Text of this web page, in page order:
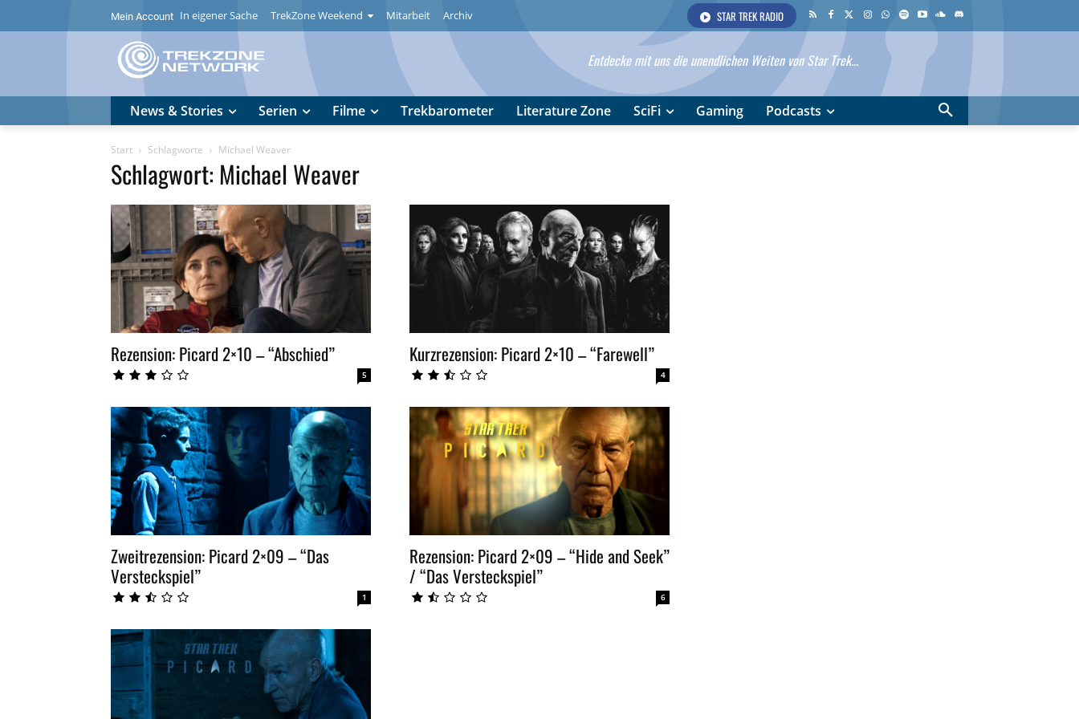
Mein Account In eigener Sache TrekZone Weekend Mitarbeit Archiv STAR TREK RADIO
Entdecke mit uns die unendlichen Weiten von Star Trek...
News & Stories Serien Filme Trekbarometer Literature Zone SciFi Gaming Podcasts
Start Schlagworte Michael Weaver
Schlagwort: Michael Weaver
Rezension: Picard 2×10 – “Abschied”
5
Kurzrezension: Picard 2×10 – “Farewell”
4
Zweitrezension: Picard 2×09 – “Das
Versteckspiel”
1
Rezension: Picard 2×09 – “Hide and Seek”
/ “Das Versteckspiel”
6